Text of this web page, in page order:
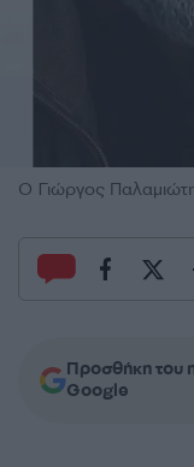
Ο Γιώργος
Προσθήκη του
Google